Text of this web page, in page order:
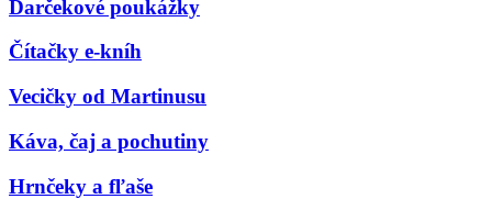
Darčekové poukážky
Čítačky e-kníh
Vecičky od Martinusu
Káva, čaj a pochutiny
Hrnčeky a fľaše